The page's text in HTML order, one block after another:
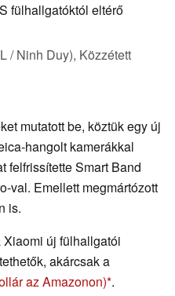
fülhallgatóktól eltérő
/ Ninh Duy), Közzétett
mutatott be, köztük egy új
hangolt kamerákkal
felfrissítette Smart Band
val. Emellett megmártózott
is.
új fülhallgatói
akárcsak a
az Amazonon) .